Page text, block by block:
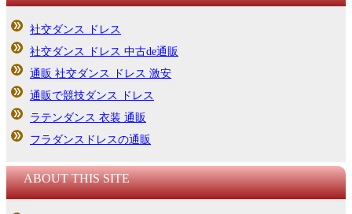
社交ダンス ドレス
社交ダンス ドレス 中古de通販
通販 社交ダンス ドレス 激安
通販で競技ダンス ドレス
ラテンダンス 衣装 通販
フラダンスドレスの通販
ABOUT THIS SITE